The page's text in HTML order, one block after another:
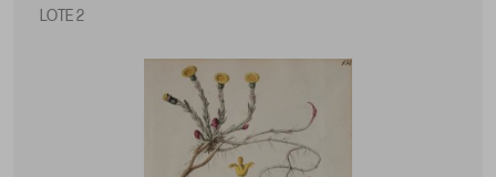
LOTE 2